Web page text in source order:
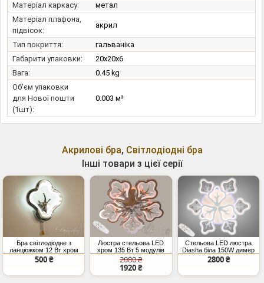
Матеріал каркасу:
метал
Матеріал плафона,
підвісок:
акрил
Тип покриття:
гальваніка
Габарити упаковки:
20x20x6
Вага:
0.45 kg
Об'єм упаковки
для Нової пошти
(1шт):
0.003 м³
Акрилові бра, Світлодіодні бра
Інші товари з цієї серії
Бра світлодіодне з
ланцюжком 12 Вт хром
500 ₴
Люстра стельова LED
хром 135 Вт 5 модулів
пульт
2080 ₴
1920 ₴
Стельова LED люстра
Diasha біла 150W димер
2800 ₴